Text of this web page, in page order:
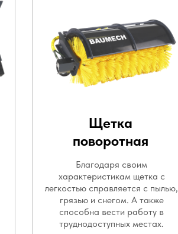
Благодаря своим
характеристикам щетка с
легкостью справляется с пылью,
грязью и снегом. А также
способна вести работу в
труднодоступных местах.
Щетка
поворотная